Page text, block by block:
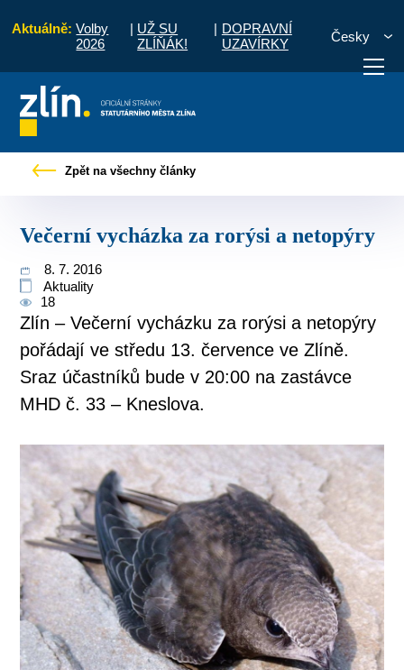
Aktuálně: Volby
2026
| UŽ SU
ZLÍŇÁK!
| DOPRAVNÍ
UZAVÍRKY
Česky
vyřídit Potřebuji zaplatit
Zpět na všechny články
Večerní vycházka za rorýsi a netopýry
8. 7. 2016
Aktuality
18
Zlín – Večerní vycházku za rorýsi a netopýry
pořádají ve středu 13. července ve Zlíně.
Sraz účastníků bude v 20:00 na zastávce
MHD č. 33 – Kneslova.